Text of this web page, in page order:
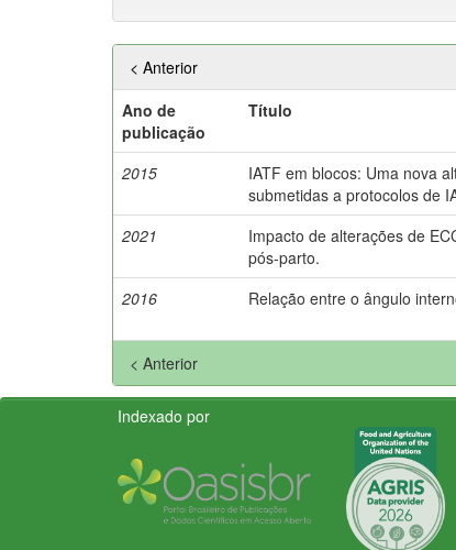
< Anterior
Ano de
publicação
Título
2015
IATF em blocos: Uma nova
submetidas a protocolos de
2021
Impacto de alterações de
pós-parto.
2016
Relação entre o ângulo
< Anterior
Indexado por